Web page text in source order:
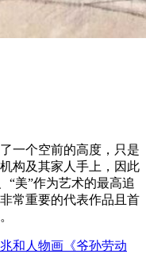
一个空前的高度，只是
构及其家人手上，因此
“美”作为艺术的最高追
常重要的代表作品且首
和人物画《爷孙劳动